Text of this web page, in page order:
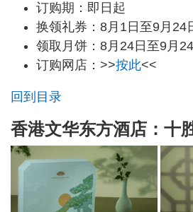
订购期：即日起
换领礼券：8月1日至9月24
领取月饼：8月24日至9月
订购网店：>>按此<<
回到目录
香港文华东方酒店：十